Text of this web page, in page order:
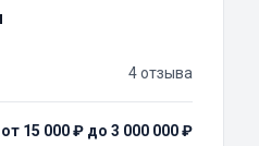
4 отзыва
от 15 000 ₽ до 3 000 000 ₽